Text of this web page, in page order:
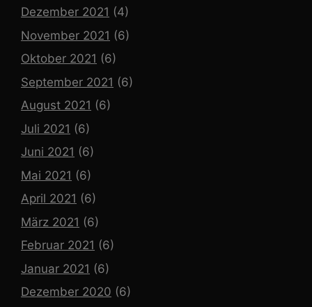
Dezember 2021 (4)
November 2021 (6)
Oktober 2021 (6)
September 2021 (6)
August 2021 (6)
Juli 2021 (6)
Juni 2021 (6)
Mai 2021 (6)
April 2021 (6)
März 2021 (6)
Februar 2021 (6)
Januar 2021 (6)
Dezember 2020 (6)